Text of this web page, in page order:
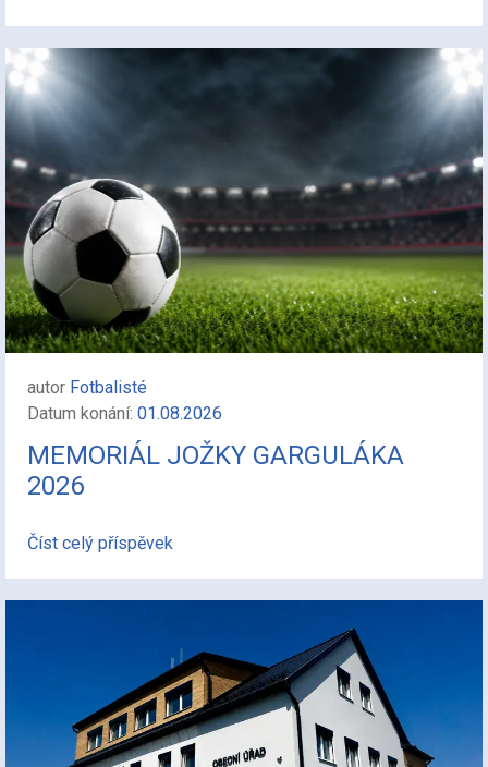
autor Fotbalisté
Datum konání: 01.08.2026
MEMORIÁL JOŽKY GARGULÁKA
2026
Číst celý příspěvek